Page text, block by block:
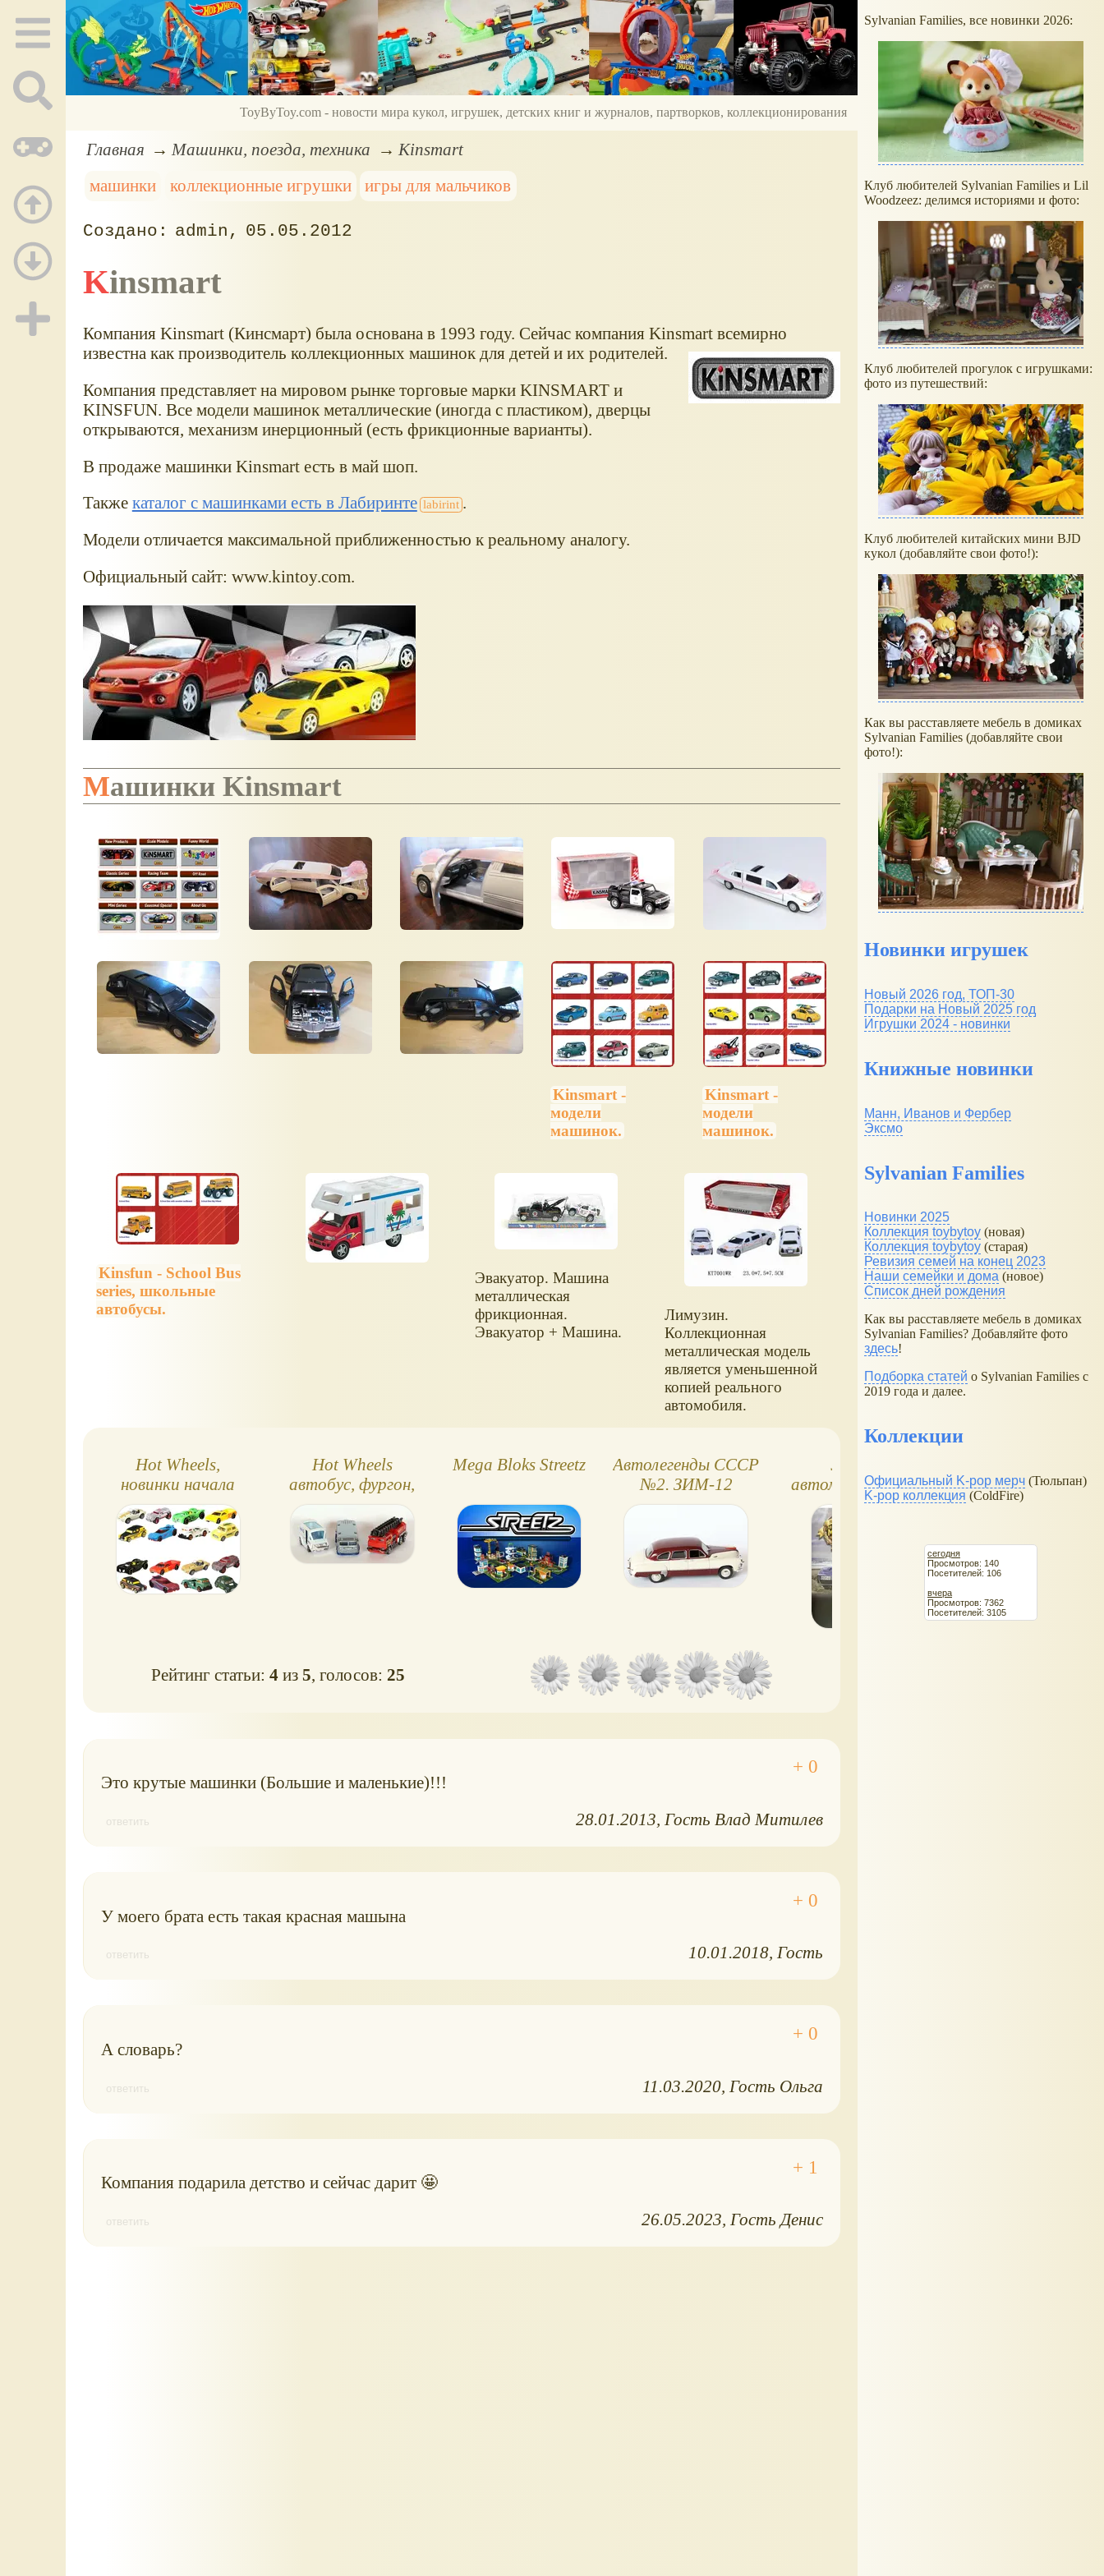
ToyByToy.com - новости мира кукол, игрушек, детских книг и журналов, партворков, коллекционирования
Главная Машинки, поезда, техника
Kinsmart
машинки
коллекционные игрушки игры для мальчиков
admin 05.05.2012
Kinsmart
Компания Kinsmart (Кинсмарт) была основана в 1993 году. Сейчас компания Kinsmart всемирно
известна как производитель коллекционных машинок для детей и их родителей.
Компания представляет на мировом рынке торговые марки KINSMART и
KINSFUN. Все модели машинок металлические (иногда с пластиком), дверцы
открываются, механизм инерционный (есть фрикционные варианты).
В продаже машинки Kinsmart есть в май шоп.
Также каталог с машинками есть в Лабиринте
.
Модели отличается максимальной приближенностью к реальному аналогу.
Официальный сайт: www.kintoy.com.
Машинки Kinsmart
Kinsmart -
модели
машинок.
Kinsmart -
модели
машинок.
Kinsfun - School Bus
series, школьные
автобусы.
Эвакуатор. Машина
металлическая
фрикционная.
Эвакуатор + Машина.
Лимузин.
Коллекционная
металлическая модель
является уменьшенной
копией реального
автомобиля.
материалов.
Двери машины
открываются.
Hot Wheels,
новинки начала
2023 года
Hot Wheels
автобус, фургон,
пожарная машина
Mega Bloks Streetz
Автолегенды СССР
№2. ЗИМ-12
Лучшие
автомобили мира,
Эксмо
39625 обзор
Рейтинг статьи:4 из5, голосов:25
Это крутые машинки (Большие и маленькие)!!!
ответить 28.01.2013 Гость Влад Митилев
У моего брата есть такая красная машына
ответить 10.01.2018 Гость
А словарь?
ответить 11.03.2020 Гость Ольга
Компания подарила детство и сейчас дарит 🤩
ответить 26.05.2023 Гость Денис
Sylvanian Families, все новинки 2026:
Клуб любителей Sylvanian Families и Lil
Woodzeez: делимся историями и фото:
Клуб любителей прогулок с игрушками:
фото из путешествий:
Клуб любителей китайских мини BJD
кукол (добавляйте свои фото!):
Как вы расставляете мебель в домиках
Sylvanian Families (добавляйте свои
фото!):
Новинки игрушек
Новый 2026 год, ТОП-30
Подарки на Новый 2025 год
Игрушки 2024 - новинки
Книжные новинки
Манн, Иванов и Фербер
Эксмо
Sylvanian Families
Новинки 2025
Коллекция toybytoy (новая)
Коллекция toybytoy (старая)
Ревизия семей на конец 2023
Наши семейки и дома (новое)
Список дней рождения
Как вы расставляете мебель в домиках
Sylvanian Families? Добавляйте фото
здесь!
Подборка статей о Sylvanian Families с
2019 года и далее.
Коллекции
Официальный K-pop мерч (Тюльпан)
K-pop коллекция (ColdFire)
сегодня
Просмотров: 140
Посетителей: 106
вчера
Просмотров: 7362
Посетителей: 3105